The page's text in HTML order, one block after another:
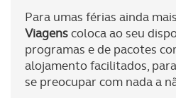
Para umas férias ainda
Viagenscoloca ao seu
programas e de pacotes
alojamento facilitados,
se preocupar com nada a